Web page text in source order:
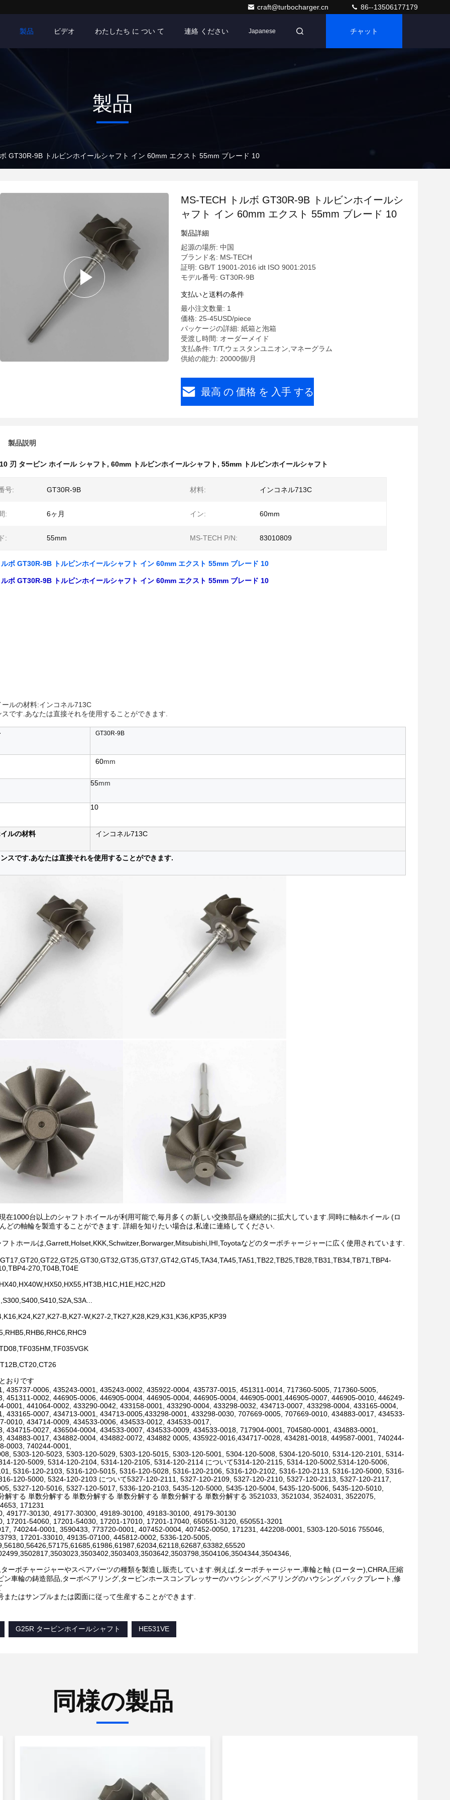
craft@turbocharger.cn 86--13506177179
製品 ビデオ わたしたち に つい て 連絡 ください Japanese チャット
製品
GT30R-9B トルビンホイールシャフト イン 60mm エクスト 55mm ブレード 10
MS-TECH トルボ GT30R-9B トルビンホイールシ
ャフト イン 60mm エクスト 55mm ブレード 10
製品詳細
起源の場所: 中国
ブランド名: MS-TECH
証明: GB/T 19001-2016 idt ISO 9001:2015
モデル番号: GT30R-9B
支払いと送料の条件
最小注文数量: 1
価格: 25-45USD/piece
パッケージの詳細: 紙箱と泡箱
受渡し時間: オーダーメイド
支払条件: T/T,ウェスタンユニオン,マネーグラム
供給の能力: 20000個/月
最高 の 価格 を 入手 する
製品説明
10 刃 タービン ホイール シャフト, 60mm トルビンホイールシャフト, 55mm トルビンホイールシャフト
号: GT30R-9B 材料: インコネル713C
: 6ヶ月 イン: 60mm
: 55mm MS-TECH P/N: 83010809
ボ GT30R-9B トルビンホイールシャフト イン 60mm エクスト 55mm ブレード 10
ボ GT30R-9B トルビンホイールシャフト イン 60mm エクスト 55mm ブレード 10
ルの材料:インコネル713C
です.あなたは直接それを使用することができます.
GT30R-9B
60mm
55mm
10
ルの材料 インコネル713C
スです.あなたは直接それを使用することができます.
在1000台以上のシャフトホイールが利用可能で,毎月多くの新しい交換部品を継続的に拡大しています.同時に軸&ホイール (ロ
どの軸輪を製造することができます. 詳細を知りたい場合は,私達に連絡してください.
トホールは,Garrett,Holset,KKK,Schwitzer,Borwarger,Mitsubishi,IHI,Toyotaなどのターボチャージャーに広く使用されています.
270,T04B,T04E
B,K27-W,K27-2,TK27,K28,K29,K31,K36,KP35,KP39
おりです
435737-0006, 435243-0001, 435243-0002, 435922-0004, 435737-0015, 451311-0014, 717360-5005, 717360-5005,
451311-0002, 446905-0006, 446905-0004, 446905-0004, 446905-0004, 446905-0001,446905-0007, 446905-0010, 446249-
0001, 441064-0002, 433290-0042, 433158-0001, 433290-0004, 433298-0032, 434713-0007, 433298-0004, 433165-0004,
433165-0007, 434713-0001, 434713-0005,433298-0001, 433298-0030, 707669-0005, 707669-0010, 434883-0017, 434533-
0010, 434714-0009, 434533-0006, 434533-0012, 434533-0017,
434715-0027, 436504-0004, 434533-0007, 434533-0009, 434533-0018, 717904-0001, 704580-0001, 434883-0001,
434883-0017, 434882-0004, 434882-0072, 434882 0005, 435922-0016,434717-0028, 434281-0018, 449587-0001, 740244-
0003, 740244-0001,
5303-120-5023, 5303-120-5029, 5303-120-5015, 5303-120-5001, 5304-120-5008, 5304-120-5010, 5314-120-2101, 5314-
120-5009, 5314-120-2104, 5314-120-2105, 5314-120-2114 について5314-120-2115, 5314-120-5002,5314-120-5006,
5316-120-2103, 5316-120-5015, 5316-120-5028, 5316-120-2106, 5316-120-2102, 5316-120-2113, 5316-120-5000, 5316-
120-5000, 5324-120-2103 について5327-120-2111, 5327-120-2109, 5327-120-2110, 5327-120-2113, 5327-120-2117,
5327-120-5016, 5327-120-5017, 5336-120-2103, 5435-120-5000, 5435-120-5004, 5435-120-5006, 5435-120-5010,
解する 単数分解する 単数分解する 単数分解する 単数分解する 単数分解する 3521033, 3521034, 3524031, 3522075,
171231
49177-30130, 49177-30300, 49189-30100, 49183-30100, 49179-30130
17201-54060, 17201-54030, 17201-17010, 17201-17040, 650551-3120, 650551-3201
740244-0001, 3590433, 773720-0001, 407452-0004, 407452-0050, 171231, 442208-0001, 5303-120-5016 755046,
17201-33010, 49135-07100, 445812-0002, 5336-120-5005,
ーボチャージャーやスペアパーツの種類を製造し販売しています.例えば,ターボチャージャー,車輪と軸 (ローター),CHRA,圧縮
ン車輪の鋳造部品,ターボベアリング,タービンホースコンプレッサーのハウシング,ベアリングのハウシング,バックプレート,修
またはサンプルまたは図面に従って生産することができます.
G25R タービンホイールシャフト HE531VE
同様の製品